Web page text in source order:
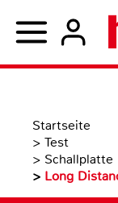
Startseite
> Test
> Schallplatte
> Long